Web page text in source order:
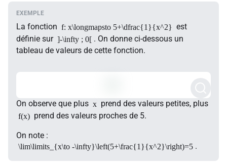
La fonction f: x\longmapsto 5+\dfrac{1}{x^2} est
définie sur ]-\infty ; 0[ . On donne ci-dessous un
tableau de valeurs de cette fonction.
On observe que plus x prend des valeurs petites, plus
f(x) prend des valeurs proches de 5.
On note :
\lim\limits_{x\to -\infty}\left(5+\frac{1}{x^2}\right)=5 .